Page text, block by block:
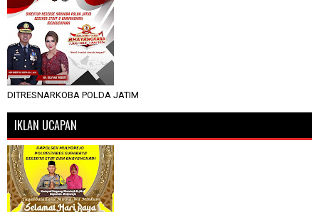
DITRESNARKOBA POLDA JATIM
IKLAN UCAPAN